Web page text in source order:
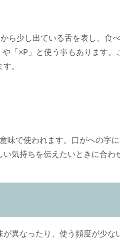
ら少し出ている舌を表し、食
「×P」と使う事もあります
。
味で使われます。口がへの字
気持ちを伝えたいときに合わ
異なったり、使う頻度が少な